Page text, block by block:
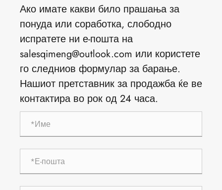
Ако имате какви било прашања за
понуда или соработка, слободно
испратете ни е-пошта на
salesqimeng@outlook.com или користете
го следниов формулар за барање.
Нашиот претставник за продажба ќе ве
контактира во рок од 24 часа.